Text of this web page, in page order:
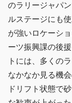
のラリージャパ
ルステージにも
が強いロケーシ
ーツ振興課の後
トには、多くの
なかなか見る機
ドリフト状態で